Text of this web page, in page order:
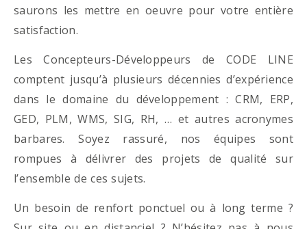
saurons les mettre en oeuvre pour votre entière
satisfaction.
Les Concepteurs-Développeurs de CODE LINE
comptent jusqu’à plusieurs décennies d’expérience
dans le domaine du développement : CRM, ERP,
GED, PLM, WMS, SIG, RH, … et autres acronymes
barbares. Soyez rassuré, nos équipes sont
rompues à délivrer des projets de qualité sur
l’ensemble de ces sujets.
Un besoin de renfort ponctuel ou à long terme ?